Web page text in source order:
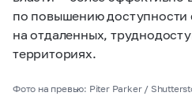
по повышению доступности
на отдаленных,
территориях.
Фото на превью: Piter Parker /